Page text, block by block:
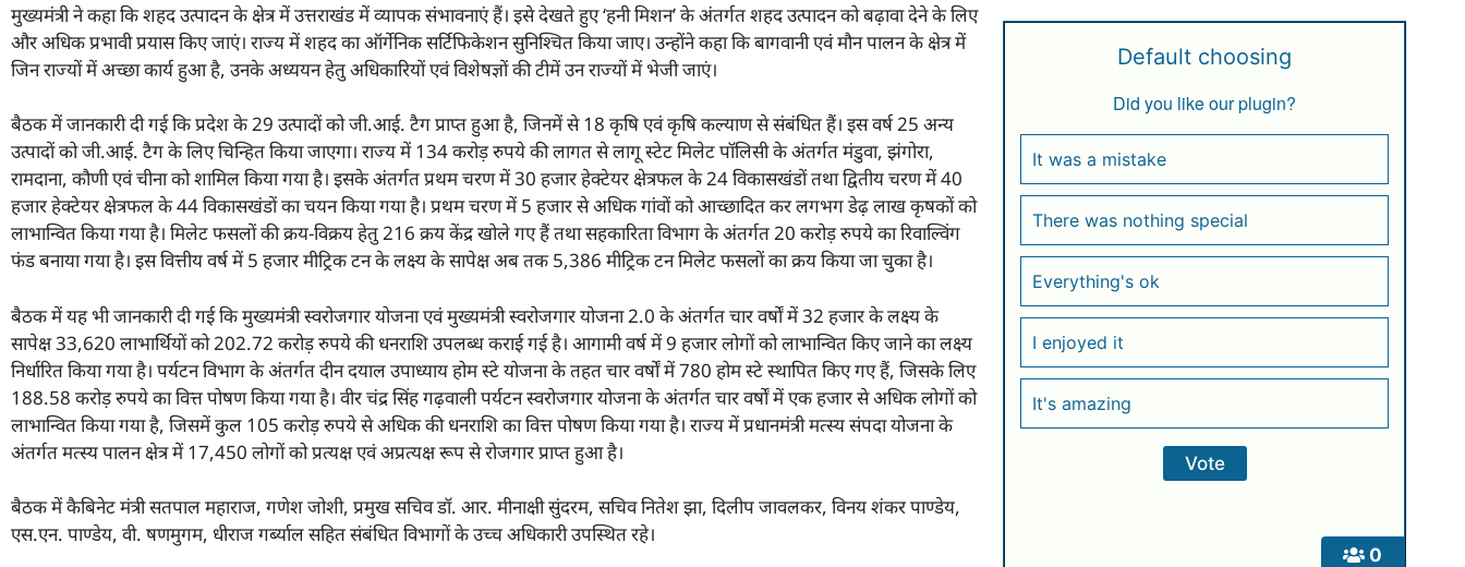
मुख्यमंत्री ने कहा कि शहद उत्पादन के क्षेत्र में उत्तराखंड में व्यापक संभावनाएं हैं। इसे देखते हुए ‘हनी मिशन’ के अंतर्गत शहद उत्पादन को बढ़ावा देने के लिए
और अधिक प्रभावी प्रयास किए जाएं। राज्य में शहद का ऑर्गेनिक सर्टिफिकेशन सुनिश्चित किया जाए। उन्होंने कहा कि बागवानी एवं मौन पालन के क्षेत्र में
जिन राज्यों में अच्छा कार्य हुआ है, उनके अध्ययन हेतु अधिकारियों एवं विशेषज्ञों की टीमें उन राज्यों में भेजी जाएं।
बैठक में जानकारी दी गई कि प्रदेश के 29 उत्पादों को जी.आई. टैग प्राप्त हुआ है, जिनमें से 18 कृषि एवं कृषि कल्याण से संबंधित हैं। इस वर्ष 25 अन्य
उत्पादों को जी.आई. टैग के लिए चिन्हित किया जाएगा। राज्य में 134 करोड़ रुपये की लागत से लागू स्टेट मिलेट पॉलिसी के अंतर्गत मंडुवा, झंगोरा,
रामदाना, कौणी एवं चीना को शामिल किया गया है। इसके अंतर्गत प्रथम चरण में 30 हजार हेक्टेयर क्षेत्रफल के 24 विकासखंडों तथा द्वितीय चरण में 40
हजार हेक्टेयर क्षेत्रफल के 44 विकासखंडों का चयन किया गया है। प्रथम चरण में 5 हजार से अधिक गांवों को आच्छादित कर लगभग डेढ़ लाख कृषकों को
लाभान्वित किया गया है। मिलेट फसलों की क्रय-विक्रय हेतु 216 क्रय केंद्र खोले गए हैं तथा सहकारिता विभाग के अंतर्गत 20 करोड़ रुपये का रिवाल्विंग
फंड बनाया गया है। इस वित्तीय वर्ष में 5 हजार मीट्रिक टन के लक्ष्य के सापेक्ष अब तक 5,386 मीट्रिक टन मिलेट फसलों का क्रय किया जा चुका है।
बैठक में यह भी जानकारी दी गई कि मुख्यमंत्री स्वरोजगार योजना एवं मुख्यमंत्री स्वरोजगार योजना 2.0 के अंतर्गत चार वर्षों में 32 हजार के लक्ष्य के
सापेक्ष 33,620 लाभार्थियों को 202.72 करोड़ रुपये की धनराशि उपलब्ध कराई गई है। आगामी वर्ष में 9 हजार लोगों को लाभान्वित किए जाने का लक्ष्य
निर्धारित किया गया है। पर्यटन विभाग के अंतर्गत दीन दयाल उपाध्याय होम स्टे योजना के तहत चार वर्षों में 780 होम स्टे स्थापित किए गए हैं, जिसके लिए
188.58 करोड़ रुपये का वित्त पोषण किया गया है। वीर चंद्र सिंह गढ़वाली पर्यटन स्वरोजगार योजना के अंतर्गत चार वर्षों में एक हजार से अधिक लोगों को
लाभान्वित किया गया है, जिसमें कुल 105 करोड़ रुपये से अधिक की धनराशि का वित्त पोषण किया गया है। राज्य में प्रधानमंत्री मत्स्य संपदा योजना के
अंतर्गत मत्स्य पालन क्षेत्र में 17,450 लोगों को प्रत्यक्ष एवं अप्रत्यक्ष रूप से रोजगार प्राप्त हुआ है।
बैठक में कैबिनेट मंत्री सतपाल महाराज, गणेश जोशी, प्रमुख सचिव डॉ. आर. मीनाक्षी सुंदरम, सचिव नितेश झा, दिलीप जावलकर, विनय शंकर पाण्डेय,
एस.एन. पाण्डेय, वी. षणमुगम, धीराज गर्ब्याल सहित संबंधित विभागों के उच्च अधिकारी उपस्थित रहे।
0
Default choosing
Did you like our plugin?
It was a mistake
There was nothing special
Everything's ok
I enjoyed it
It's amazing